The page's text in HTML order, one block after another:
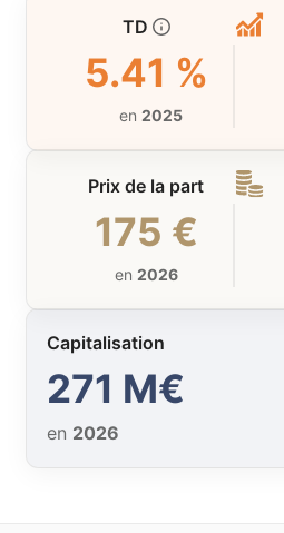
TD
5.41 %
en 2025
Prix de la part
175 €
en 2026
Capitalisation
271 M€
en 2026